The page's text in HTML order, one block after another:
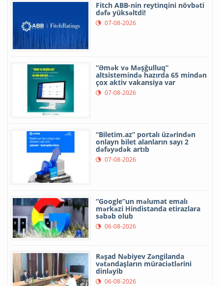
Fitch ABB-nin reytinqini növbəti
dəfə yüksəltdi!
07-08-2026
“Əmək və Məşğulluq”
altsistemində hazırda 65 mindən
çox aktiv vakansiya var
07-08-2026
“Biletim.az” portalı üzərindən
onlayn bilet alanların sayı 2
dəfəyədək artıb
07-08-2026
“Google”un məlumat emalı
mərkəzi Hindistanda etirazlara
səbəb olub
06-08-2026
Rəşad Nəbiyev Zəngilanda
vətəndaşların müraciətlərini
dinləyib
06-08-2026